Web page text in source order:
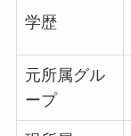
学歴
元所属グル
ープ